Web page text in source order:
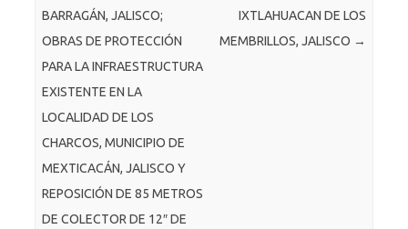
BARRAGÁN, JALISCO;
OBRAS DE PROTECCIÓN
PARA LA INFRAESTRUCTURA
EXISTENTE EN LA
LOCALIDAD DE LOS
CHARCOS, MUNICIPIO DE
MEXTICACÁN, JALISCO Y
REPOSICIÓN DE 85 METROS
DE COLECTOR DE 12″ DE
IXTLAHUACAN DE LOS
MEMBRILLOS, JALISCO →